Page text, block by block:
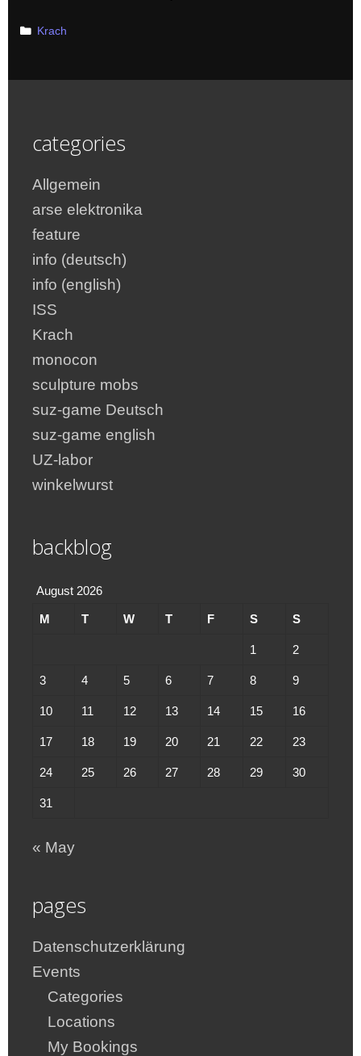
Categories
Krach
categories
Allgemein
arse elektronika
feature
info (deutsch)
info (english)
ISS
Krach
monocon
sculpture mobs
suz-game Deutsch
suz-game english
UZ-labor
winkelwurst
backblog
August 2026
M T W T F S S
1 2
3 4 5 6 7 8 9
10 11 12 13 14 15 16
17 18 19 20 21 22 23
24 25 26 27 28 29 30
31
« May
pages
Datenschutzerklärung
Events
Categories
Locations
My Bookings